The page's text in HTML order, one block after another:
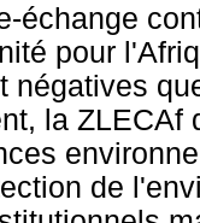
échange
pour
négatives
la ZLECAf
de